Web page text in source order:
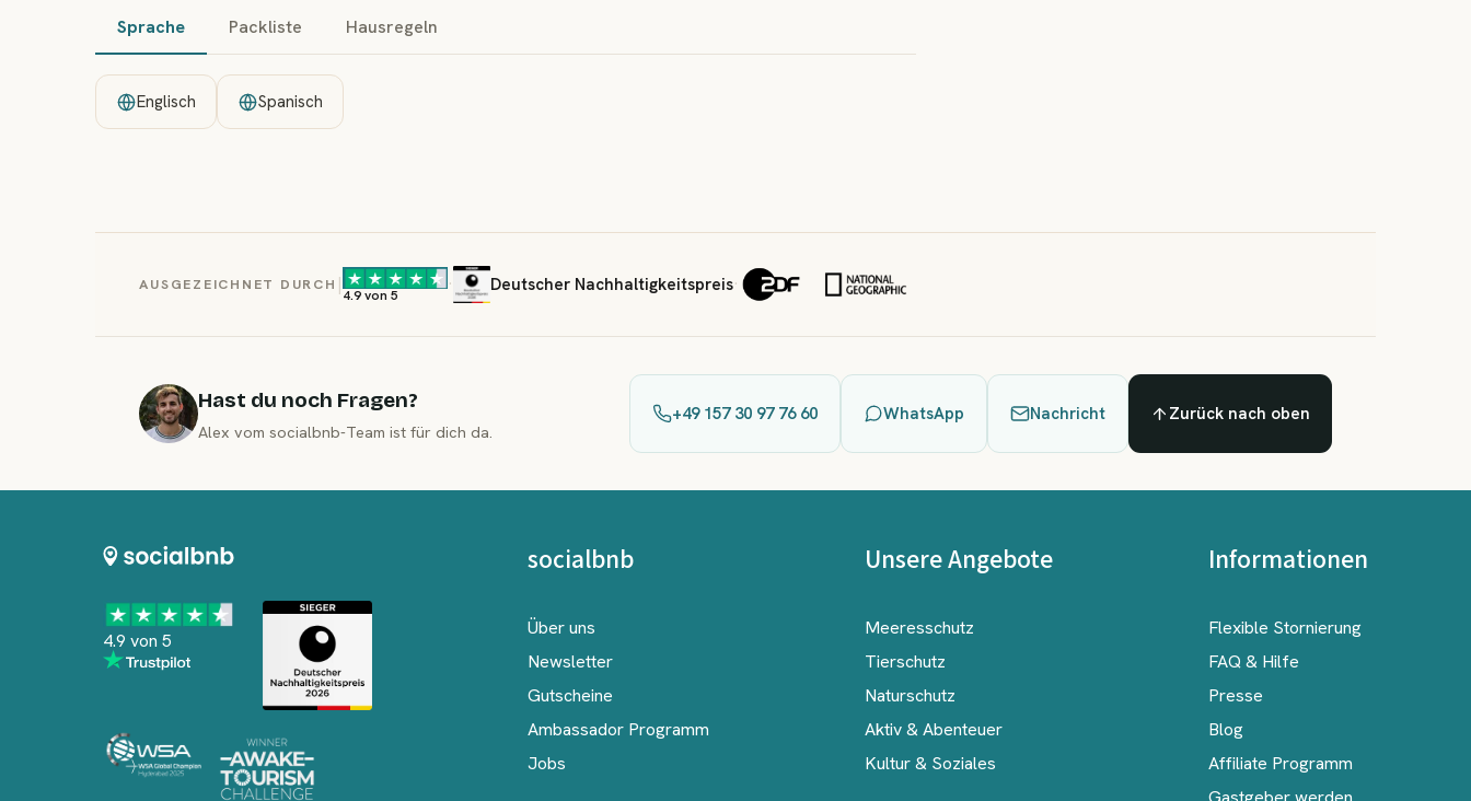
Sprache Packliste Hausregeln
Englisch Spanisch
AUSGEZEICHNET DURCH
4.9 von 5 · Deutscher Nachhaltigkeitspreis·
Hast du noch Fragen?
Alex vom socialbnb-Team ist für dich da.
+49 157 30 97 76 60 WhatsApp Nachricht Zurück nach oben
4.9 von 5
socialbnb
Über uns
Newsletter
Gutscheine
Ambassador Programm
Jobs
Unsere Angebote
Meeresschutz
Tierschutz
Naturschutz
Aktiv & Abenteuer
Kultur & Soziales
Informationen
Flexible Stornierung
FAQ & Hilfe
Presse
Blog
Affiliate Programm